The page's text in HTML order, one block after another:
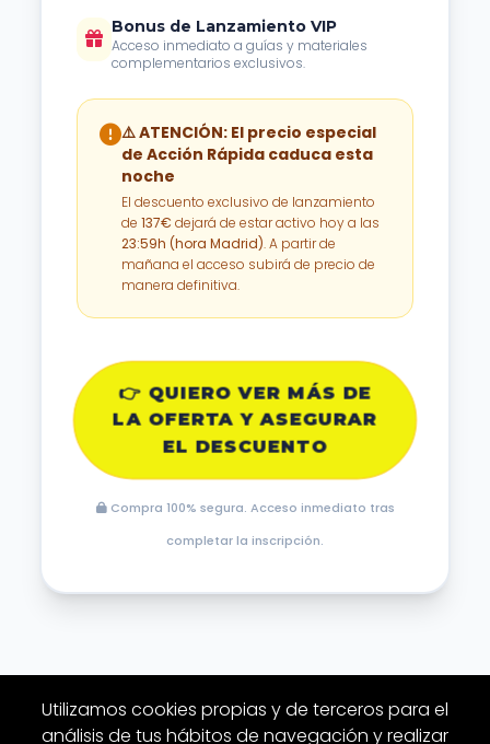
Bonus de Lanzamiento VIP
Acceso inmediato a guías y materiales
complementarios exclusivos.
⚠️ ATENCIÓN: El precio especial
de Acción Rápida caduca esta
noche
El descuento exclusivo de lanzamiento
de 137€ dejará de estar activo hoy a las
23:59h (hora Madrid). A partir de
mañana el acceso subirá de precio de
manera definitiva.
👉 QUIERO VER MÁS DE
LA OFERTA Y ASEGURAR
EL DESCUENTO
Compra 100% segura. Acceso inmediato tras
completar la inscripción.
Utilizamos cookies propias y de terceros para el
análisis de tus hábitos de navegación y realizar